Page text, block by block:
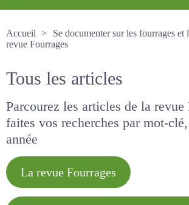
Accueil
Se documenter sur les
La revue Fourrages
Tous les articles
Parcourez les articles de la revue
faites vos recherches par mot-
année
La revue Fourrages